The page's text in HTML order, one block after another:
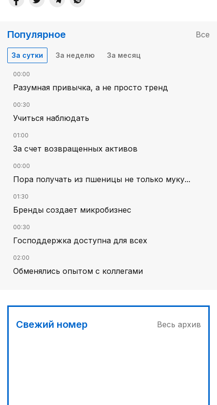
Популярное Все
За сутки За неделю За месяц
00:00
Разумная привычка, а не просто тренд
00:30
Учиться наблюдать
01:00
За счет возвращенных активов
00:00
Пора получать из пшеницы не только муку...
01:30
Бренды создает микробизнес
00:30
Господдержка доступна для всех
02:00
Обменялись опытом с коллегами
Требования к профессионализму повышаются
Свежий номер Весь архив